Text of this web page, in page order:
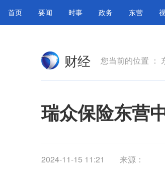
首页 要闻 时事 政务 东营
财经 您当前的位置 ：
瑞众保险东营
2024-11-15 11:21 来源：